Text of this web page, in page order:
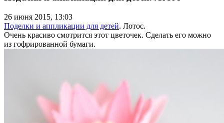
26 июня 2015, 13:03
Поделки и аппликации для детей. Лотос.
Очень красиво смотрится этот цветочек. Сделать его можно
из гофрированной бумаги.